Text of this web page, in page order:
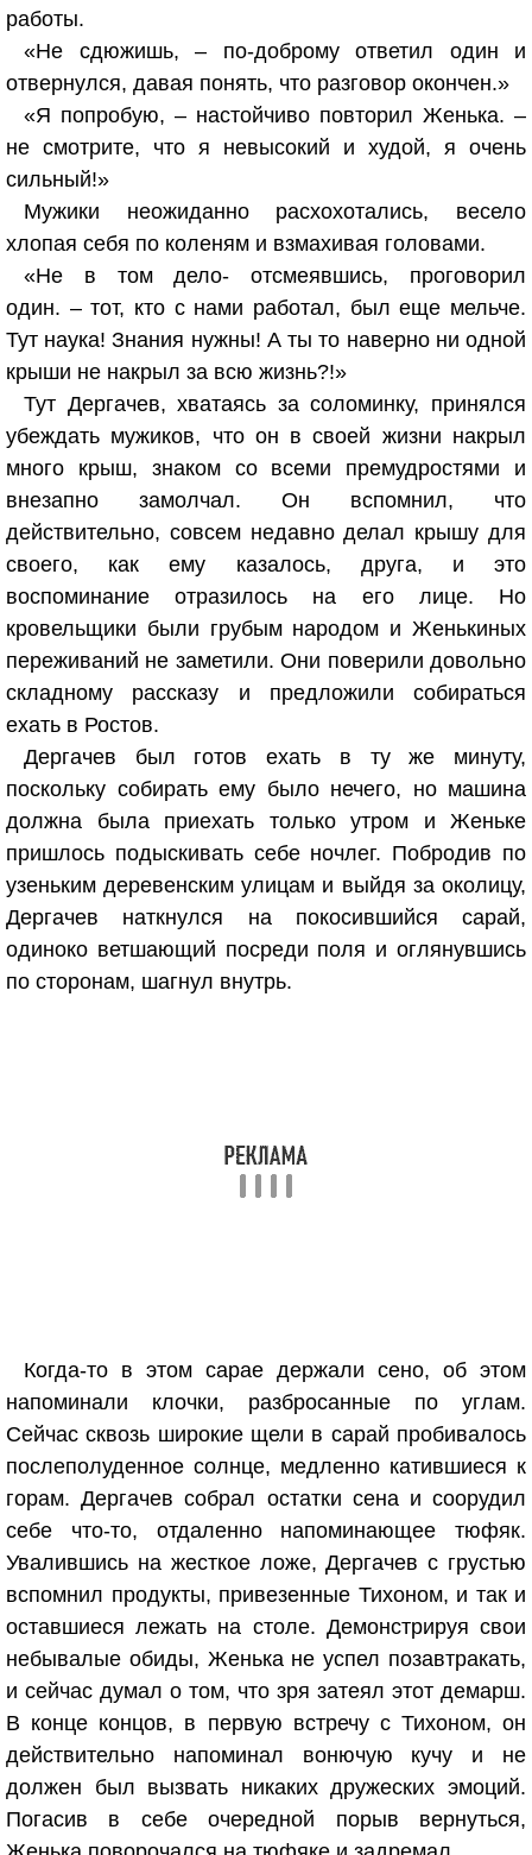
работы.
«Не сдюжишь, – по-доброму ответил один и
отвернулся, давая понять, что разговор окончен.»
«Я попробую, – настойчиво повторил Женька. –
не смотрите, что я невысокий и худой, я очень
сильный!»
Мужики неожиданно расхохотались, весело
хлопая себя по коленям и взмахивая головами.
«Не в том дело- отсмеявшись, проговорил
один. – тот, кто с нами работал, был еще мельче.
Тут наука! Знания нужны! А ты то наверно ни одной
крыши не накрыл за всю жизнь?!»
Тут Дергачев, хватаясь за соломинку, принялся
убеждать мужиков, что он в своей жизни накрыл
много крыш, знаком со всеми премудростями и
внезапно замолчал. Он вспомнил, что
действительно, совсем недавно делал крышу для
своего, как ему казалось, друга, и это
воспоминание отразилось на его лице. Но
кровельщики были грубым народом и Женькиных
переживаний не заметили. Они поверили довольно
складному рассказу и предложили собираться
ехать в Ростов.
Дергачев был готов ехать в ту же минуту,
поскольку собирать ему было нечего, но машина
должна была приехать только утром и Женьке
пришлось подыскивать себе ночлег. Побродив по
узеньким деревенским улицам и выйдя за околицу,
Дергачев наткнулся на покосившийся сарай,
одиноко ветшающий посреди поля и оглянувшись
по сторонам, шагнул внутрь.
Когда-то в этом сарае держали сено, об этом
напоминали клочки, разбросанные по углам.
Сейчас сквозь широкие щели в сарай пробивалось
послеполуденное солнце, медленно катившиеся к
горам. Дергачев собрал остатки сена и соорудил
себе что-то, отдаленно напоминающее тюфяк.
Увалившись на жесткое ложе, Дергачев с грустью
вспомнил продукты, привезенные Тихоном, и так и
оставшиеся лежать на столе. Демонстрируя свои
небывалые обиды, Женька не успел позавтракать,
и сейчас думал о том, что зря затеял этот демарш.
В конце концов, в первую встречу с Тихоном, он
действительно напоминал вонючую кучу и не
должен был вызвать никаких дружеских эмоций.
Погасив в себе очередной порыв вернуться,